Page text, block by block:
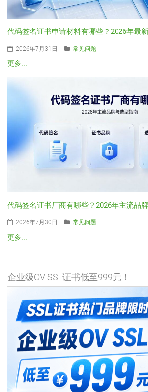
代码签名证书申请材料有哪些？2026年最
2026年7月31日 常见问题
更多...
代码签名证书厂商有哪些？2026年主流品
2026年7月30日 常见问题
更多...
企业级OV SSL证书低至999元！